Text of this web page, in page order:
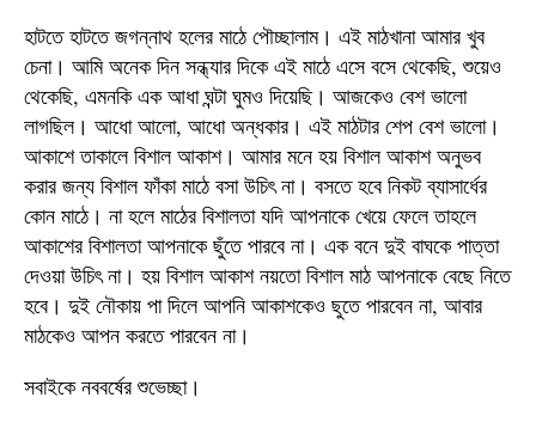
হাটতে হাটতে জগন্নাথ হলের মাঠে পৌচ্ছালাম। এই মাঠখানা আমার খুব
চেনা। আমি অনেক দিন সন্ধ্যার দিকে এই মাঠে এসে বসে থেকেছি, শুয়েও
থেকেছি, এমনকি এক আধা ঘন্টা ঘুমও দিয়েছি। আজকেও বেশ ভালো
লাগছিল। আধো আলো, আধো অন্ধকার। এই মাঠটার শেপ বেশ ভালো।
আকাশে তাকালে বিশাল আকাশ। আমার মনে হয় বিশাল আকাশ অনুভব
করার জন্য বিশাল ফাঁকা মাঠে বসা উচিৎ না। বসতে হবে নিকট ব্যাসার্ধের
কোন মাঠে। না হলে মাঠের বিশালতা যদি আপনাকে খেয়ে ফেলে তাহলে
আকাশের বিশালতা আপনাকে ছুঁতে পারবে না। এক বনে দুই বাঘকে পাত্তা
দেওয়া উচিৎ না। হয় বিশাল আকাশ নয়তো বিশাল মাঠ আপনাকে বেছে নিতে
হবে। দুই নৌকায় পা দিলে আপনি আকাশকেও ছুতে পারবেন না, আবার
মাঠকেও আপন করতে পারবেন না।
সবাইকে নববর্ষের শুভেচ্ছা।